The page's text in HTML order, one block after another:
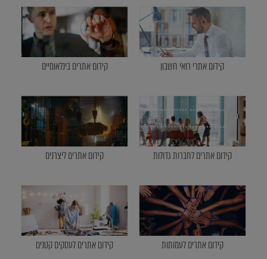
קידום אתרי רואי חשבון קידום אתרים בינלאומיים
קידום אתרים לחברות גדולות קידום אתרים ליצרנים
קידום אתרים לעמותות קידום אתרים לעסקים קטנים